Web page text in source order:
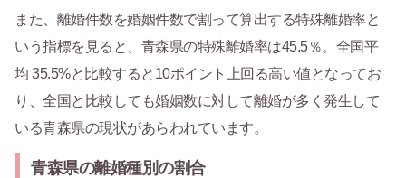
また、離婚件数を婚姻件数で割って算出する特殊離婚率と
いう指標を見ると、青森県の特殊離婚率は45.5％。全国平
均 35.5%と比較すると10ポイント上回る高い値となってお
り、全国と比較しても婚姻数に対して離婚が多く発生して
いる青森県の現状があらわれています。
青森県の離婚種別の割合